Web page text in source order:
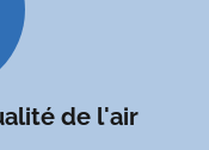
de l'air